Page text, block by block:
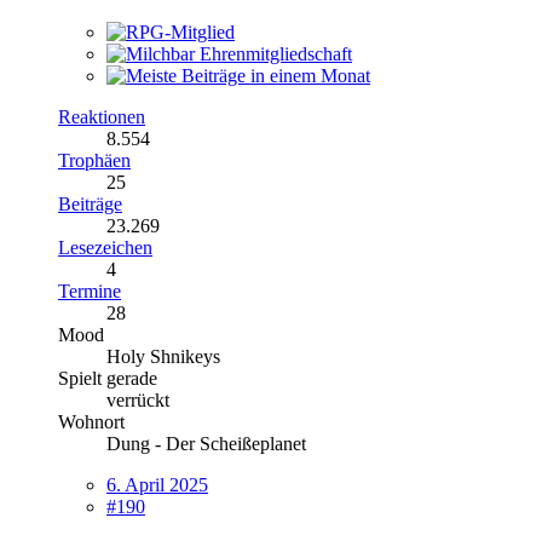
Reaktionen
8.554
Trophäen
25
Beiträge
23.269
Lesezeichen
4
Termine
28
Mood
Holy Shnikeys
Spielt gerade
verrückt
Wohnort
Dung - Der Scheißeplanet
6. April 2025
#190